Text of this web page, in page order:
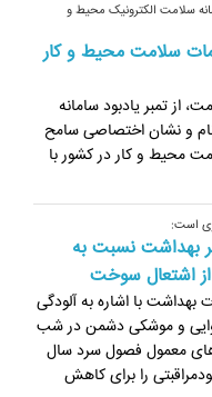
سلامت الکترونیک محیط و
سلامت محیط و کار
از تمبر یادبود سامانه
و نشان اختصاصی سامح
محیط و کار در کشور با
است:
بهداشت نسبت به
از اشتعال سوخت
با اشاره به آلودگی
و موشکی دشمن در شب
معمول فصول سرد سال
را برای کاهش